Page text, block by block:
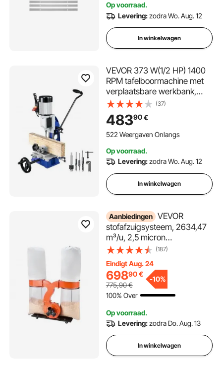
Op voorraad.
Levering:zodra Wo. Aug. 12
In winkelwagen
VEVOR 373 W(1/2 HP) 1400
RPM tafelboormachine met
verplaatsbare werkbank,
holle beitelmachine voor het
boren van ronde, vierkante of
speciale vierkante gaten in
hout
(37)
48390€
522 Weergaven Onlangs
Op voorraad.
Levering:zodra Wo. Aug. 12
In winkelwagen
Aanbiedingen VEVOR
stofafzuigsysteem, 2634,47
m³/u, 2,5 micron
spaanafzuigsysteem, 3,0 pk
twee stofzakken van 132,5 l
en twee filterzakken van 159 l,
2800 tpm, non-woven stof
(187)
Eindigt Aug. 24
69890€
775,90€
-10%
100% Over
Op voorraad.
Levering:zodra Do. Aug. 13
In winkelwagen